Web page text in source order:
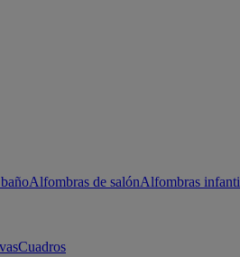
Alfombras de salónAlfombras
Cuadros